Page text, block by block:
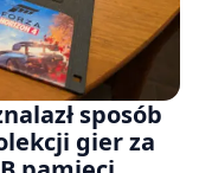
sposób
gier za